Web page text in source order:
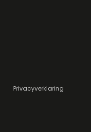
Privacyverklaring